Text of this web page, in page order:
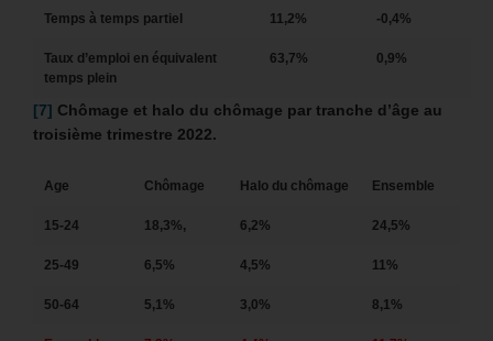
Temps à temps partiel 11,2% -0,4%
Taux d’emploi en équivalent
temps plein
63,7% 0,9%
[7] Chômage et halo du chômage par tranche d’âge au
troisième trimestre 2022.
Age Chômage Halo du chômage Ensemble
15-24 18,3%, 6,2% 24,5%
25-49 6,5% 4,5% 11%
50-64 5,1% 3,0% 8,1%